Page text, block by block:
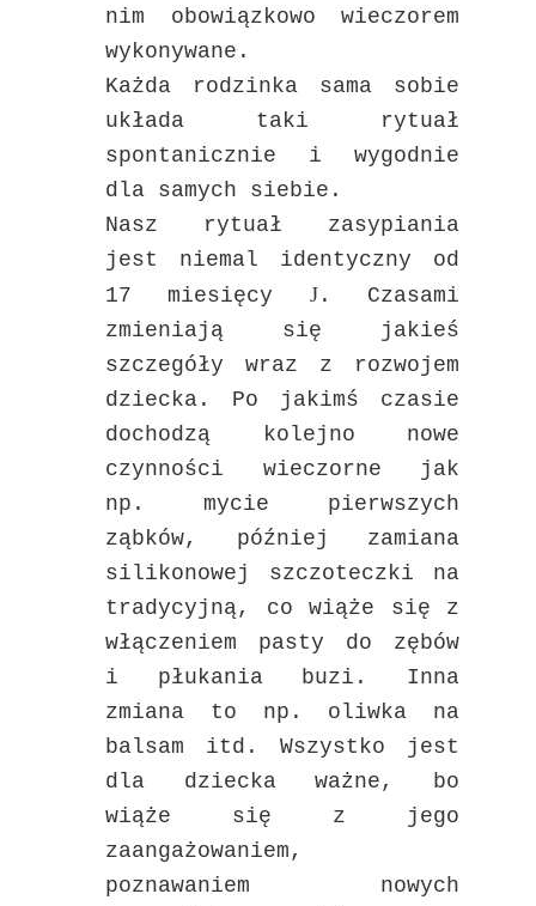
nim obowiązkowo wieczorem
wykonywane.
Każda rodzinka sama sobie
układa taki rytuał
spontanicznie i wygodnie
dla samych siebie.
Nasz rytuał zasypiania
jest niemal identyczny od
17 miesięcy J. Czasami
zmieniają się jakieś
szczegóły wraz z rozwojem
dziecka. Po jakimś czasie
dochodzą kolejno nowe
czynności wieczorne jak
np. mycie pierwszych
ząbków, później zamiana
silikonowej szczoteczki na
tradycyjną, co wiąże się z
włączeniem pasty do zębów
i płukania buzi. Inna
zmiana to np. oliwka na
balsam itd. Wszystko jest
dla dziecka ważne, bo
wiąże się z jego
zaangażowaniem,
poznawaniem nowych